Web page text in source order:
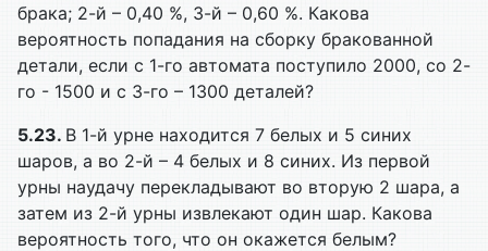
брака; 2-й – 0,40 %, 3-й – 0,60 %. Какова
вероятность попадания на сборку бракованной
детали, если с 1-го автомата поступило 2000, со 2-
го - 1500 и с 3-го – 1300 деталей?
5.23. В 1-й урне находится 7 белых и 5 синих
шаров, а во 2-й – 4 белых и 8 синих. Из первой
урны наудачу перекладывают во вторую 2 шара, а
затем из 2-й урны извлекают один шар. Какова
вероятность того, что он окажется белым?